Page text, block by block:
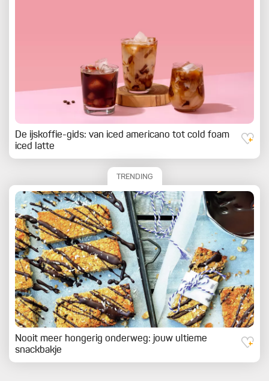
De ijskoffie-gids: van iced americano tot cold foam
iced latte
TRENDING
Nooit meer hongerig onderweg: jouw ultieme
snackbakje